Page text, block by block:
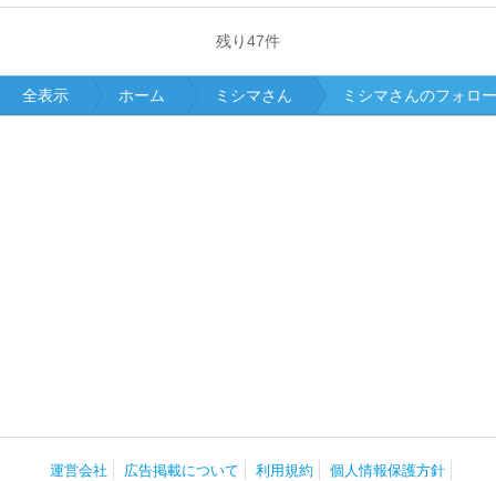
残り47件
全表示 ホーム ミシマさん ミシマさんのフォロー
運営会社 広告掲載について 利用規約
個人情報保護方針